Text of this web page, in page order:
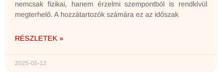
nemcsak fizikai, hanem érzelmi szempontból is rendkívül
megterhelő. A hozzátartozók számára ez az időszak
RÉSZLETEK »
2025-05-12